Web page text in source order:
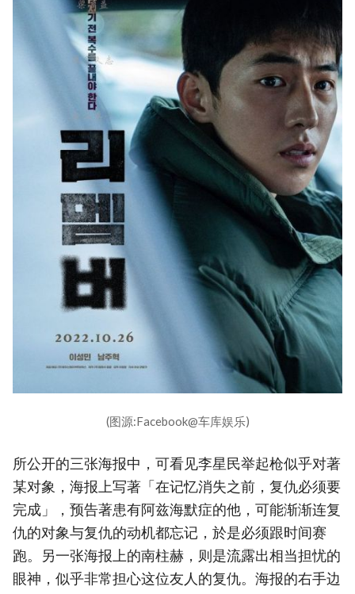
(图源:Facebook@车库娱乐)
所公开的三张海报中，可看见李星民举起枪似乎对著
某对象，海报上写著「在记忆消失之前，复仇必须要
完成」，预告著患有阿兹海默症的他，可能渐渐连复
仇的对象与复仇的动机都忘记，於是必须跟时间赛
跑。另一张海报上的南柱赫，则是流露出相当担忧的
眼神，似乎非常担心这位友人的复仇。海报的右手边